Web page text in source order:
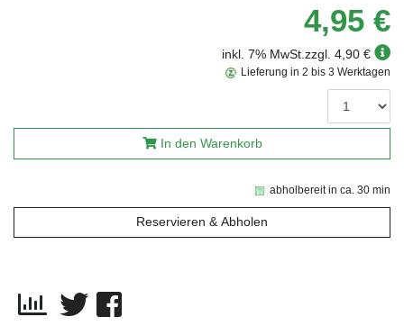
4,95 €
inkl. 7% MwSt.zzgl. 4,90 €
abholbereit in ca. 30 min
Reservieren & Abholen
Lieferung in 2 bis 3 Werktagen
In den Warenkorb